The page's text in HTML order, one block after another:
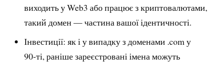
виходить у Web3 або працює з криптовалютами,
такий домен — частина вашої ідентичності.
Інвестиції: як і у випадку з доменами .com у
90‑ті, раніше зареєстровані імена можуть